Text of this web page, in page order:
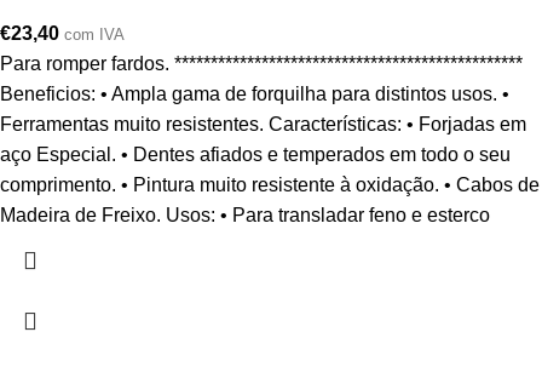
€23,40 com IVA
Para romper fardos. ************************************************
Beneficios: • Ampla gama de forquilha para distintos usos. •
Ferramentas muito resistentes. Características: • Forjadas em
aço Especial. • Dentes afiados e temperados em todo o seu
comprimento. • Pintura muito resistente à oxidação. • Cabos de
Madeira de Freixo. Usos: • Para transladar feno e esterco